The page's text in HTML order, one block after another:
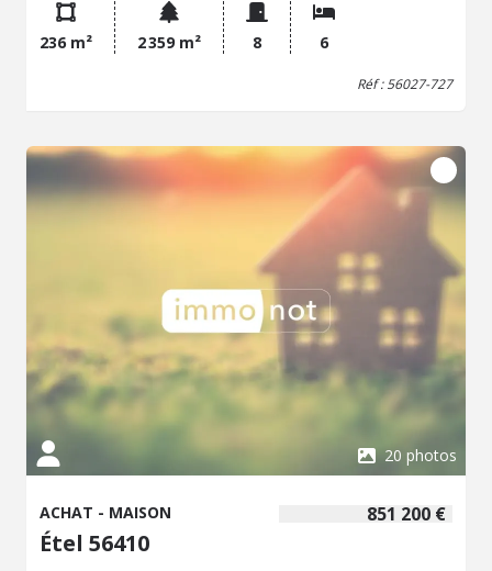
garage, et un coin nuit disposant d'une chambre, un WC,
une salle d'eau, et une suite avec salle de bains et WC.
L'étage peut être redécoupé mais dispose actuellement
de 5 pièces et deux greniers. Terrasse exposée ouest
236 m² 2 359 m² 8 6
Réf : 56027-727
20 photos
851 200 €
ACHAT - MAISON
Étel 56410